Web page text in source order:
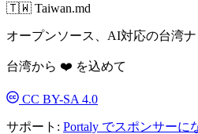
🇹🇼 Taiwan.md
オープンソース、AI対応の台湾
台湾から ❤️ を込めて
CC BY-SA 4.0
サポート: Portaly でスポンサーに